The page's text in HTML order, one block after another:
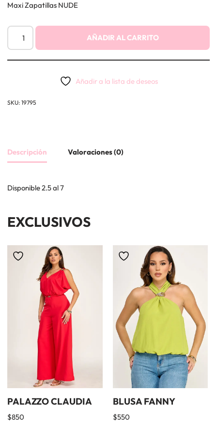
Maxi Zapatillas NUDE
AÑADIR AL CARRITO
Añadir a la lista de deseos
SKU: 19795
Descripción Valoraciones (0)
Disponible 2.5 al 7
EXCLUSIVOS
PALAZZO CLAUDIA
$850
BLUSA FANNY
$550